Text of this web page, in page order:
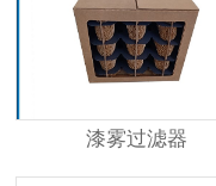
漆雾过滤器